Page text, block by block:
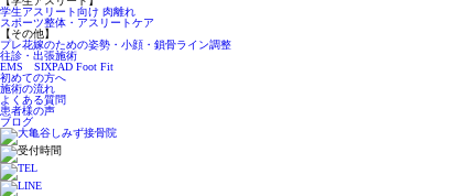
学生アスリート向け 肉離れ
スポーツ整体・アスリートケア
【その他】
プレ花嫁のための姿勢・小顔・鎖骨ライン調整
往診・出張施術
EMS SIXPAD Foot Fit
初めての方へ
施術の流れ
よくある質問
患者様の声
ブログ